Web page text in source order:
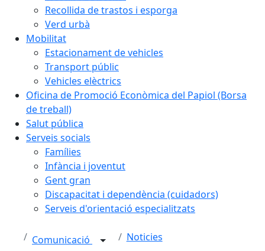
Recollida de trastos i esporga
Verd urbà
Mobilitat
Estacionament de vehicles
Transport públic
Vehicles elèctrics
Oficina de Promoció Econòmica del Papiol (Borsa
de treball)
Salut pública
Serveis socials
Famílies
Infància i joventut
Gent gran
Discapacitat i dependència (cuidadors)
Serveis d'orientació especialitzats
Comunicació Noticies